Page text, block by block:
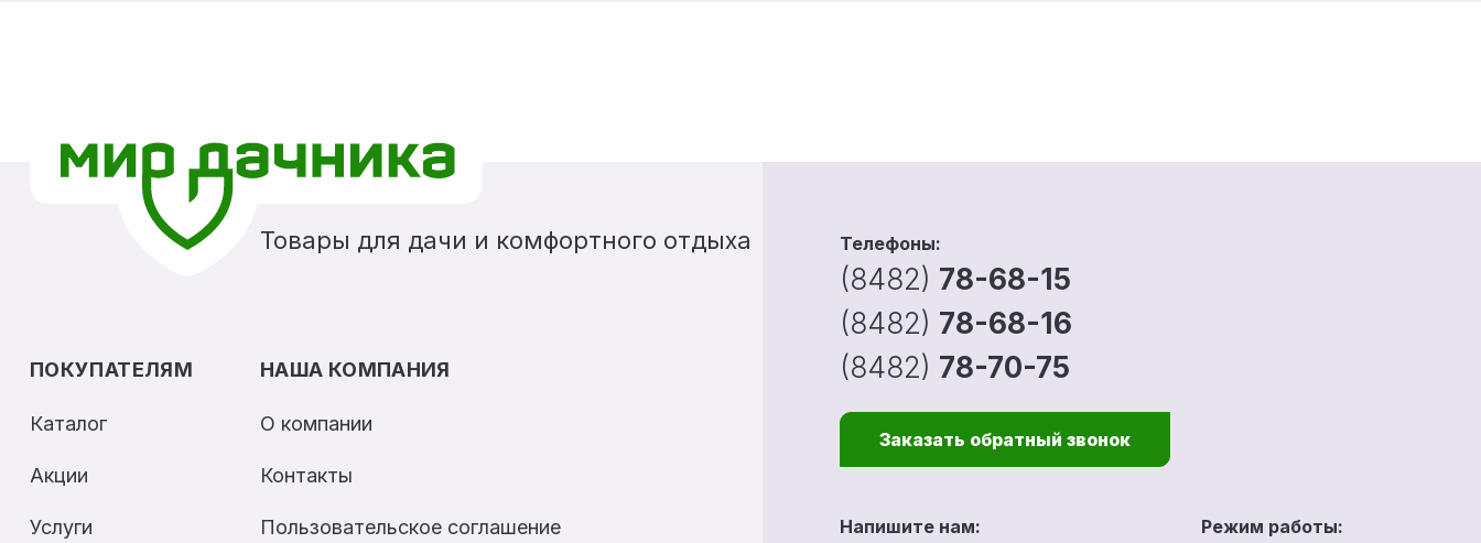
Товары для дачи и комфортного отдыха
ПОКУПАТЕЛЯМ
Каталог
Акции
Услуги
НАША КОМПАНИЯ
О компании
Контакты
Пользовательское соглашение
Телефоны:
(8482) 78-68-15
(8482) 78-68-16
(8482) 78-70-75
Заказать обратный звонок
Напишите нам: Режим работы: